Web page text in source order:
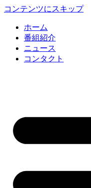
コンテンツにスキップ
ホーム
番組紹介
ニュース
コンタクト